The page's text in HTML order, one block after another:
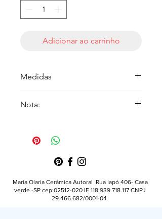
Adicionar ao carrinho
Medidas
Fechamento traseiro correntes de 12
Nota:
geradas por IA e servem apenas
como referência visual. Consulte as
medidas técnicas para detalhes de
Maria Olaria Cerâmica Autoral Rua Iapó 406- Casa
verde -SP cep:02512-020 IF 118.939.718.117 CNPJ
29.466.682/0001-04